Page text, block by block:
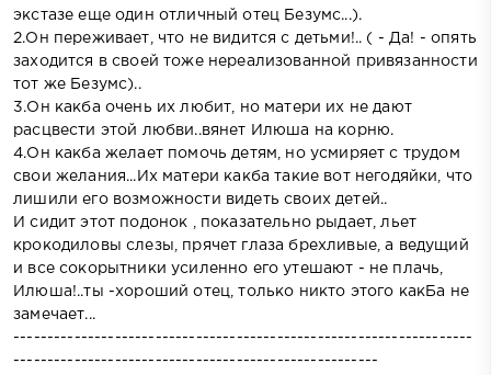
экстазе еще один отличный отец Безумс...).
2.Он переживает, что не видится с детьми!.. ( - Да! - опять
заходится в своей тоже нереализованной привязанности
тот же Безумс)..
3.Он какба очень их любит, но матери их не дают
расцвести этой любви..вянет Илюша на корню.
4.Он какба желает помочь детям, но усмиряет с трудом
свои желания...Их матери какба такие вот негодяйки, что
лишили его возможности видеть своих детей..
И сидит этот подонок , показательно рыдает, льет
крокодиловы слезы, прячет глаза брехливые, а ведущий
и все сокорытники усиленно его утешают - не плачь,
Илюша!..ты -хороший отец, только никто этого какБа не
замечает...
--------------------------------------------------------------------
------------------------------------------------------